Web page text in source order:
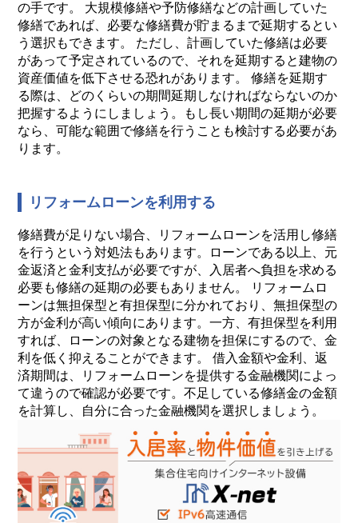
の手です。 大規模修繕や予防修繕などの計画していた
修繕であれば、必要な修繕費が貯まるまで延期するとい
う選択もできます。 ただし、計画していた修繕は必要
があって予定されているので、それを延期すると建物の
資産価値を低下させる恐れがあります。 修繕を延期す
る際は、どのくらいの期間延期しなければならないのか
把握するようにしましょう。もし長い期間の延期が必要
なら、可能な範囲で修繕を行うことも検討する必要があ
ります。
リフォームローンを利用する
修繕費が足りない場合、リフォームローンを活用し修繕
を行うという対処法もあります。ローンである以上、元
金返済と金利支払が必要ですが、入居者へ負担を求める
必要も修繕の延期の必要もありません。 リフォームロ
ーンは無担保型と有担保型に分かれており、無担保型の
方が金利が高い傾向にあります。一方、有担保型を利用
すれば、ローンの対象となる建物を担保にするので、金
利を低く抑えることができます。 借入金額や金利、返
済期間は、リフォームローンを提供する金融機関によっ
て違うので確認が必要です。不足している修繕金の金額
を計算し、自分に合った金融機関を選択しましょう。